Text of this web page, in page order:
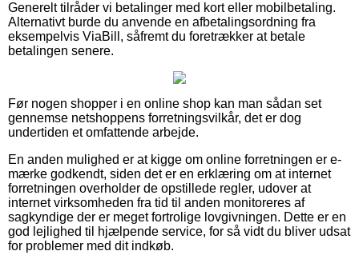
Generelt tilråder vi betalinger med kort eller mobilbetaling.
Alternativt burde du anvende en afbetalingsordning fra
eksempelvis ViaBill, såfremt du foretrækker at betale
betalingen senere.
Før nogen shopper i en online shop kan man sådan set
gennemse netshoppens forretningsvilkår, det er dog
undertiden et omfattende arbejde.
En anden mulighed er at kigge om online forretningen er e-
mærke godkendt, siden det er en erklæring om at internet
forretningen overholder de opstillede regler, udover at
internet virksomheden fra tid til anden monitoreres af
sagkyndige der er meget fortrolige lovgivningen. Dette er en
god lejlighed til hjælpende service, for så vidt du bliver udsat
for problemer med dit indkøb.